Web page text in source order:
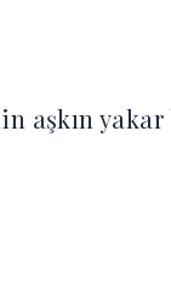
aşkın